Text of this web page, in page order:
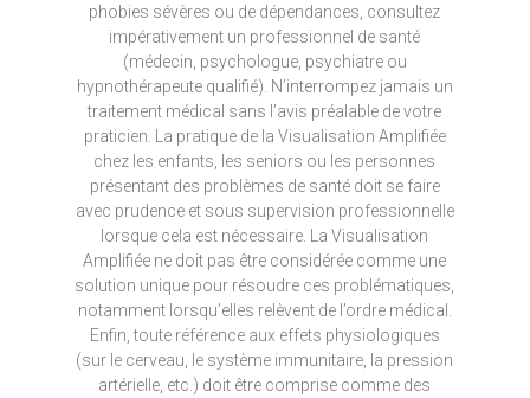
phobies sévères ou de dépendances, consultez
impérativement un professionnel de santé
(médecin, psychologue, psychiatre ou
hypnothérapeute qualifié). N’interrompez jamais un
traitement médical sans l’avis préalable de votre
praticien. La pratique de la Visualisation Amplifiée
chez les enfants, les seniors ou les personnes
présentant des problèmes de santé doit se faire
avec prudence et sous supervision professionnelle
lorsque cela est nécessaire. La Visualisation
Amplifiée ne doit pas être considérée comme une
solution unique pour résoudre ces problématiques,
notamment lorsqu’elles relèvent de l’ordre médical.
Enfin, toute référence aux effets physiologiques
(sur le cerveau, le système immunitaire, la pression
artérielle, etc.) doit être comprise comme des